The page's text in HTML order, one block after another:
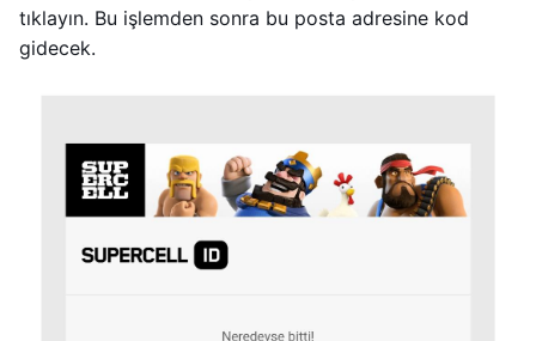
tıklayın. Bu işlemden sonra bu posta adresine kod
gidecek.